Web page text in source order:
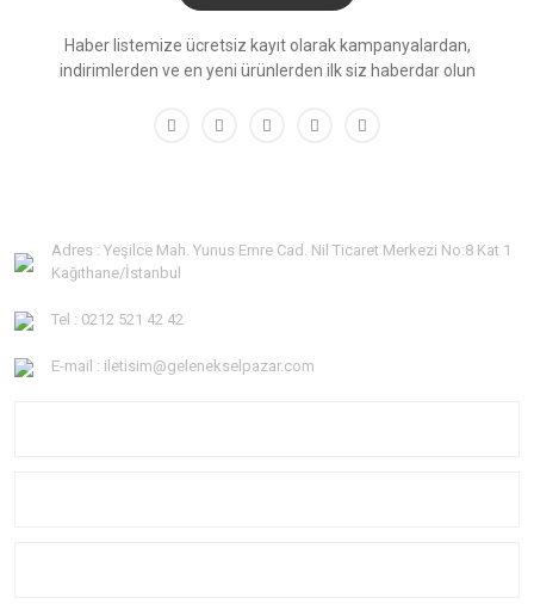
Haber listemize ücretsiz kayıt olarak kampanyalardan,
indirimlerden ve en yeni ürünlerden ilk siz haberdar olun
Adres : Yeşilce Mah. Yunus Emre Cad. Nil Ticaret Merkezi No:8 Kat 1
Kağıthane/İstanbul
Tel : 0212 521 42 42
E-mail : iletisim@gelenekselpazar.com